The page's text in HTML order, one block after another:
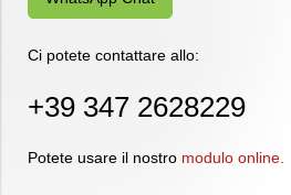
Ci potete contattare allo:
+39 347 2628229
Potete usare il nostro modulo online